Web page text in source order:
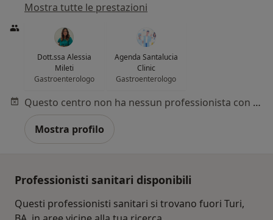
Mostra tutte le prestazioni
Dott.ssa Alessia
Mileti
Gastroenterologo
Agenda Santalucia
Clinic
Gastroenterologo
Questo centro non ha nessun professionista con date disponibili
Mostra profilo
Professionisti sanitari disponibili
Questi professionisti sanitari si trovano fuori Turi,